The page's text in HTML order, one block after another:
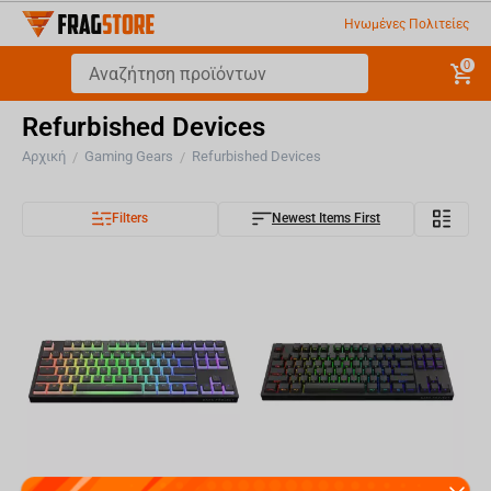
Ηνωμένες Πολιτείες
0
Refurbished Devices
Αρχική / Gaming Gears / Refurbished Devices
Filters Newest Items First